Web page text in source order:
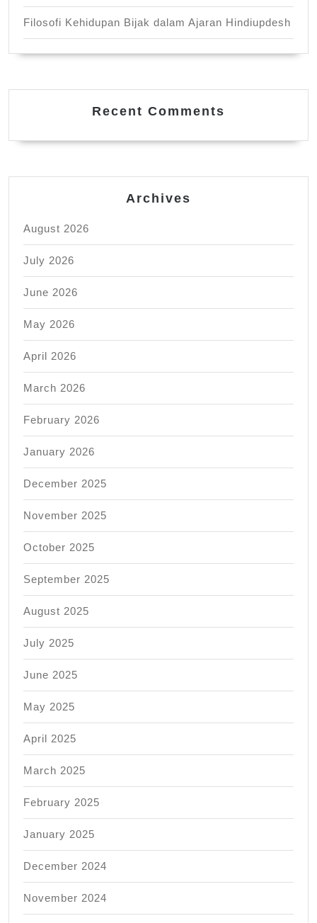
Filosofi Kehidupan Bijak dalam Ajaran Hindiupdesh
Recent Comments
Archives
August 2026
July 2026
June 2026
May 2026
April 2026
March 2026
February 2026
January 2026
December 2025
November 2025
October 2025
September 2025
August 2025
July 2025
June 2025
May 2025
April 2025
March 2025
February 2025
January 2025
December 2024
November 2024